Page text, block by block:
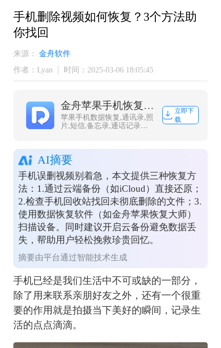
手机删除视频如何恢复？3个方法助
你找回
来源：
金舟软件
作者：Lyan
时间：2025-03-06 18:05:45
金舟苹果手机恢复大师
苹果手机数据恢复,通讯录,照
片,短信,备忘录,通话记录恢
立即下
载
AI摘要
手机误删视频别着急，本文提供三种恢复方
法：1.通过云端备份（如iCloud）直接还原；
2.检查手机回收站找回未彻底删除的文件；3.
使用数据恢复软件（如金舟苹果恢复大师）
扫描设备。同时建议开启云备份避免数据丢
失，帮助用户轻松挽救珍贵回忆。
摘要由平台通过智能技术生成
手机已经是我们生活中不可或缺的一部分，
除了用来联系亲朋好友之外，还有一个很重
要的作用就是拍摄当下美好的瞬间，记录生
活的点点滴滴。